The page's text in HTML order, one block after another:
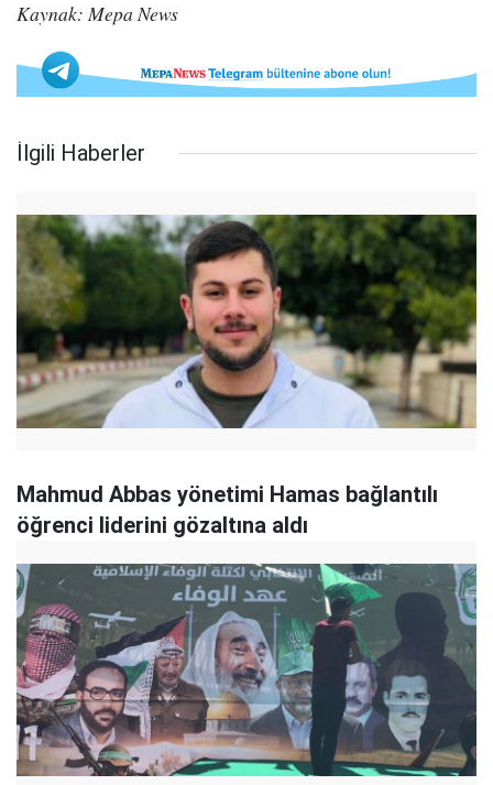
Kaynak: Mepa News
İlgili Haberler
Mahmud Abbas yönetimi Hamas bağlantılı
öğrenci liderini gözaltına aldı